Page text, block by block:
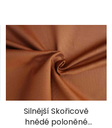
Silnější Skořicově
hnědé poloněné